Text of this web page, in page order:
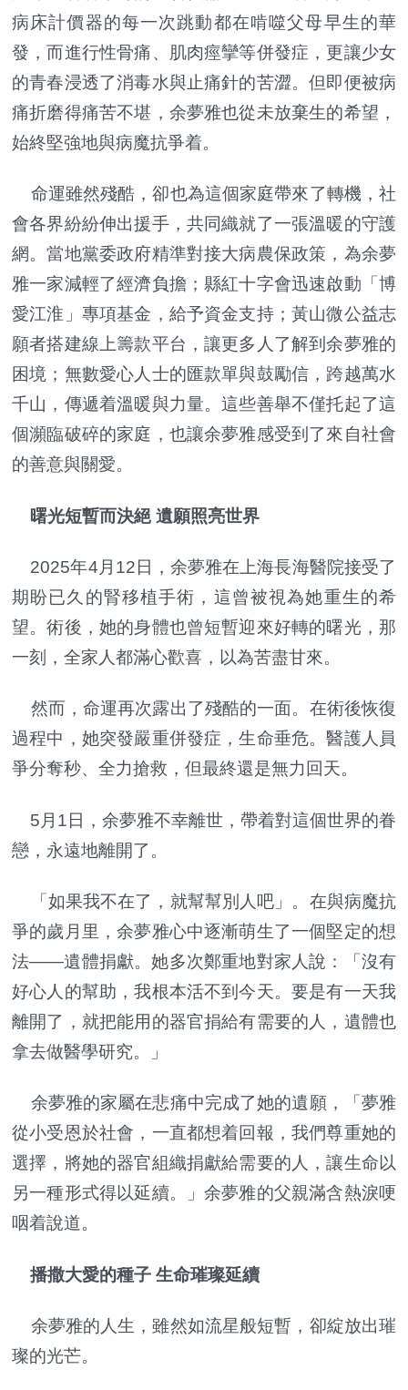
病床計價器的每一次跳動都在啃噬父母早生的華
發，而進行性骨痛、肌肉痙攣等併發症，更讓少女
的青春浸透了消毒水與止痛針的苦澀。但即便被病
痛折磨得痛苦不堪，余夢雅也從未放棄生的希望，
始終堅強地與病魔抗爭着。
命運雖然殘酷，卻也為這個家庭帶來了轉機，社
會各界紛紛伸出援手，共同織就了一張溫暖的守護
網。當地黨委政府精準對接大病農保政策，為余夢
雅一家減輕了經濟負擔；縣紅十字會迅速啟動「博
愛江淮」專項基金，給予資金支持；黃山微公益志
願者搭建線上籌款平台，讓更多人了解到余夢雅的
困境；無數愛心人士的匯款單與鼓勵信，跨越萬水
千山，傳遞着溫暖與力量。這些善舉不僅托起了這
個瀕臨破碎的家庭，也讓余夢雅感受到了來自社會
的善意與關愛。
曙光短暫而決絕 遺願照亮世界
2025年4月12日，余夢雅在上海長海醫院接受了
期盼已久的腎移植手術，這曾被視為她重生的希
望。術後，她的身體也曾短暫迎來好轉的曙光，那
一刻，全家人都滿心歡喜，以為苦盡甘來。
然而，命運再次露出了殘酷的一面。在術後恢復
過程中，她突發嚴重併發症，生命垂危。醫護人員
爭分奪秒、全力搶救，但最終還是無力回天。
5月1日，余夢雅不幸離世，帶着對這個世界的眷
戀，永遠地離開了。
「如果我不在了，就幫幫別人吧」。在與病魔抗
爭的歲月里，余夢雅心中逐漸萌生了一個堅定的想
法——遺體捐獻。她多次鄭重地對家人說：「沒有
好心人的幫助，我根本活不到今天。要是有一天我
離開了，就把能用的器官捐給有需要的人，遺體也
拿去做醫學研究。」
余夢雅的家屬在悲痛中完成了她的遺願，「夢雅
從小受恩於社會，一直都想着回報，我們尊重她的
選擇，將她的器官組織捐獻給需要的人，讓生命以
另一種形式得以延續。」余夢雅的父親滿含熱淚哽
咽着說道。
播撒大愛的種子 生命璀璨延續
余夢雅的人生，雖然如流星般短暫，卻綻放出璀
璨的光芒。